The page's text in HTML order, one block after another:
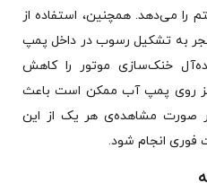
را می‌دهد. همچنین، استفاده از
به تشکیل رسوب در داخل پمپ
خنک‌سازی موتور را کاهش
روی پمپ آب ممکن است باعث
صورت مشاهده‌ی هر یک از این
فوری انجام شود.